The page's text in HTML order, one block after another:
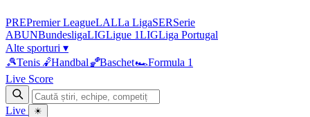
PREPremier LeagueLALLa LigaSERSerie
ABUNBundesligaLIGLigue 1LIGLiga Portugal
Alte sporturi ▾
🎾Tenis 🤾Handbal🏀Baschet🏎Formula 1
Live Score
Live ☀